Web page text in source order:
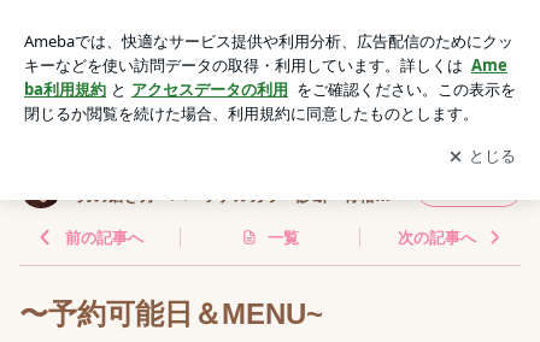
自分の魅力の磨き方〜パーソナルカラー診断・骨格診断・メイ
クレッスン・顔診断〜
アプリをダウンロードして ブログの更新通知
を受け取りまし
ょう。
開く
力の磨き方〜パーソナルカラー診断・骨格診
前の記事へ 一覧 次の記事へ
〜予約可能日＆MENU~